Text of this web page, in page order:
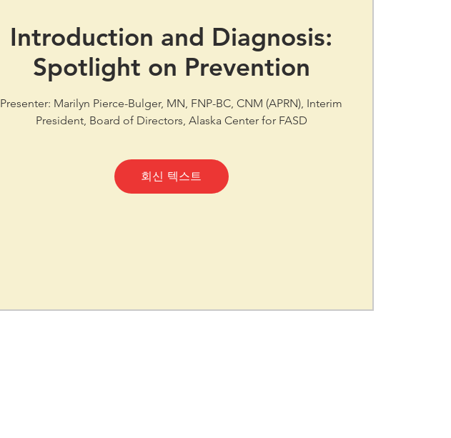
Introduction and Diagnosis:
Spotlight on Prevention
Presenter: Marilyn Pierce-Bulger, MN, FNP-BC, CNM (APRN), Interim
President, Board of Directors, Alaska Center for FASD
회신 텍스트